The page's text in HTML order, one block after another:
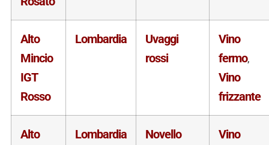
Alto
Mincio
IGT
Rosso
Lombardia
Uvaggi
rossi
Vino
fermo,
Vino
frizzante
Alto
Lombardia Novello
Vino